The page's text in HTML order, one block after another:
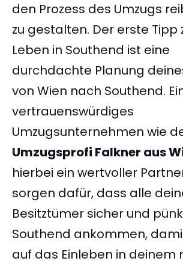
den Prozess des Umzugs
zu gestalten. Der erste Tipp
Leben in Southend ist eine
durchdachte Planung
von Wien nach Southend.
vertrauenswürdiges
Umzugsunternehmen wie
Umzugsprofi Falkner aus
hierbei ein wertvoller
sorgen dafür, dass alle
Besitztümer sicher und
Southend ankommen,
auf das Einleben in deinem